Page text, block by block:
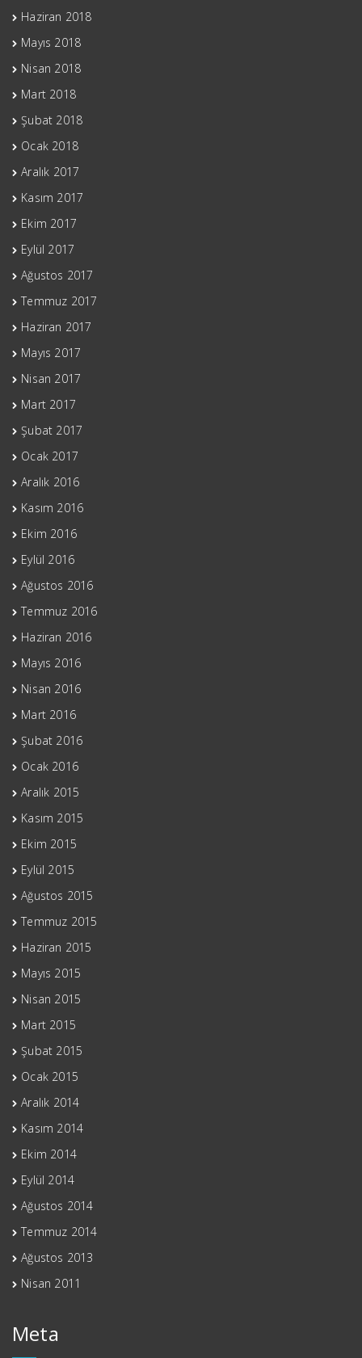
Haziran 2018
Mayıs 2018
Nisan 2018
Mart 2018
Şubat 2018
Ocak 2018
Aralık 2017
Kasım 2017
Ekim 2017
Eylül 2017
Ağustos 2017
Temmuz 2017
Haziran 2017
Mayıs 2017
Nisan 2017
Mart 2017
Şubat 2017
Ocak 2017
Aralık 2016
Kasım 2016
Ekim 2016
Eylül 2016
Ağustos 2016
Temmuz 2016
Haziran 2016
Mayıs 2016
Nisan 2016
Mart 2016
Şubat 2016
Ocak 2016
Aralık 2015
Kasım 2015
Ekim 2015
Eylül 2015
Ağustos 2015
Temmuz 2015
Haziran 2015
Mayıs 2015
Nisan 2015
Mart 2015
Şubat 2015
Ocak 2015
Aralık 2014
Kasım 2014
Ekim 2014
Eylül 2014
Ağustos 2014
Temmuz 2014
Ağustos 2013
Nisan 2011
Meta